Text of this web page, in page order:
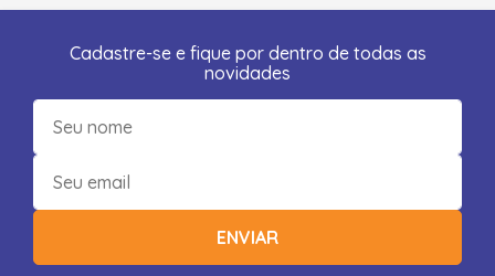
Cadastre-se e fique por dentro de todas as
novidades
ENVIAR